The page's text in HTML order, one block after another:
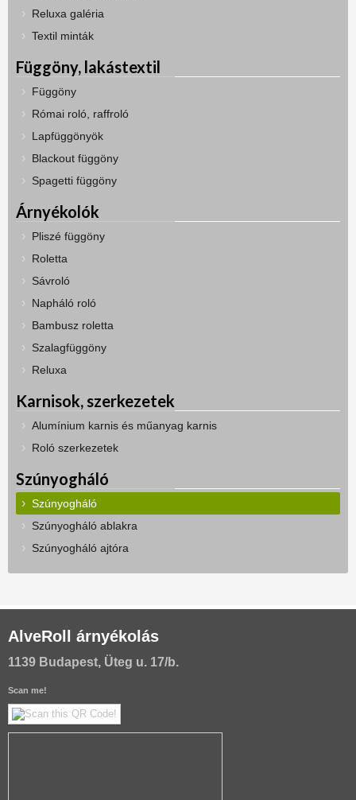
Reluxa galéria
Textil minták
Függöny, lakástextil
Függöny
Római roló, raffroló
Lapfüggönyök
Blackout függöny
Spagetti függöny
Árnyékolók
Pliszé függöny
Roletta
Sávroló
Napháló roló
Bambusz roletta
Szalagfüggöny
Reluxa
Karnisok, szerkezetek
Alumínium karnis és műanyag karnis
Roló szerkezetek
Szúnyogháló
Szúnyogháló
Szúnyogháló ablakra
Szúnyogháló ajtóra
AlveRoll árnyékolás
1139 Budapest, Üteg u. 17/b.
Scan me!